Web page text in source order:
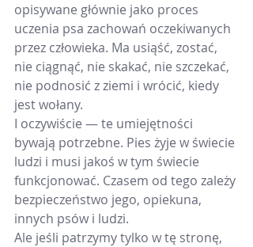
opisywane głównie jako proces
uczenia psa zachowań oczekiwanych
przez człowieka. Ma usiąść, zostać,
nie ciągnąć, nie skakać, nie szczekać,
nie podnosić z ziemi i wrócić, kiedy
jest wołany.
I oczywiście — te umiejętności
bywają potrzebne. Pies żyje w świecie
ludzi i musi jakoś w tym świecie
funkcjonować. Czasem od tego zależy
bezpieczeństwo jego, opiekuna,
innych psów i ludzi.
Ale jeśli patrzymy tylko w tę stronę,